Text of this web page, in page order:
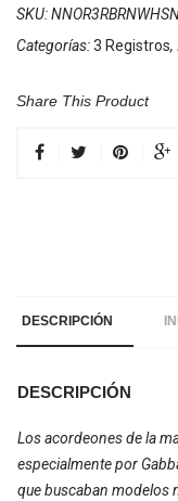
Cafe/Sol
Blanco
SKU:
Categorías:3 Registros,
Share This Product
DESCRIPCIÓN
DESCRIPCIÓN
Los acordeones de la
especialmente por
que buscaban modelos